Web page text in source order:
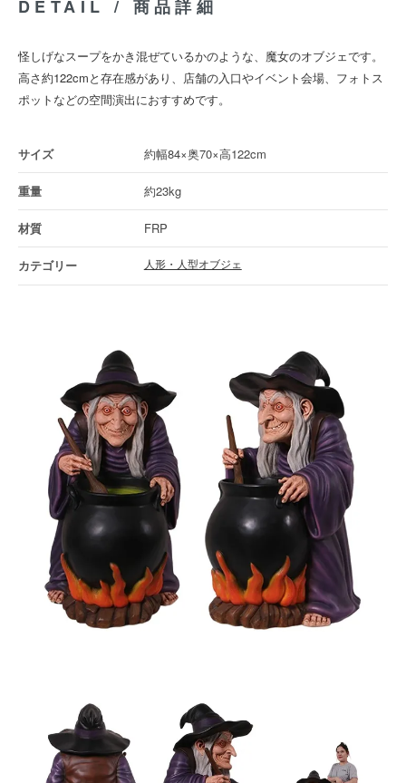
DETAIL / 商品詳細
怪しげなスープをかき混ぜているかのような、魔女のオブジェです。
高さ約122cmと存在感があり、店舗の入口やイベント会場、フォトス
ポットなどの空間演出におすすめです。
約幅84×奥70×高122cm
約23kg
FRP
人形・人型オブジェ